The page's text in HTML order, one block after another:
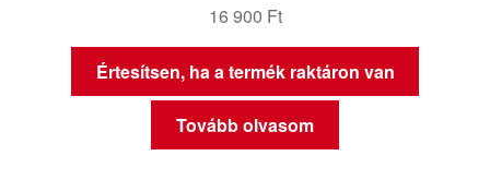
16 900 Ft
Értesítsen, ha a termék raktáron van
Tovább olvasom